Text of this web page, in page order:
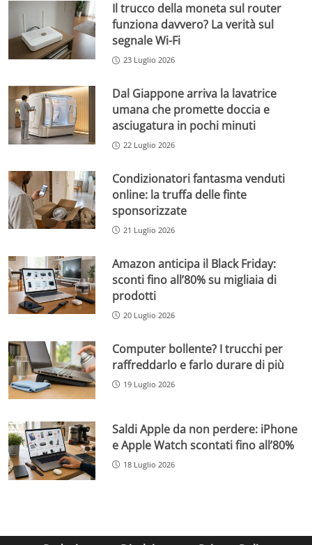
Il trucco della moneta sul router
funziona davvero? La verità sul
segnale Wi-Fi
23 Luglio 2026
Dal Giappone arriva la lavatrice
umana che promette doccia e
asciugatura in pochi minuti
22 Luglio 2026
Condizionatori fantasma venduti
online: la truffa delle finte
sponsorizzate
21 Luglio 2026
Amazon anticipa il Black Friday:
sconti fino all’80% su migliaia di
prodotti
20 Luglio 2026
Computer bollente? I trucchi per
raffreddarlo e farlo durare di più
19 Luglio 2026
Saldi Apple da non perdere: iPhone
e Apple Watch scontati fino all’80%
18 Luglio 2026